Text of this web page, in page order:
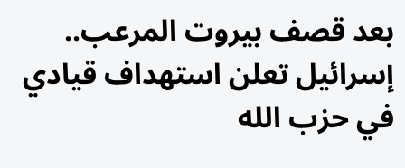
بعد قصف بيروت المرعب..
إسرائيل تعلن استهداف قيادي
في حزب الله